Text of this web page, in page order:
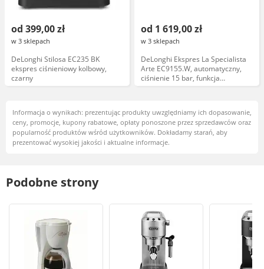
od 399,00 zł
w 3 sklepach
DeLonghi Stilosa EC235 BK
ekspres ciśnieniowy kolbowy,
czarny
od 1 619,00 zł
w 3 sklepach
DeLonghi Ekspres La Specialista
Arte EC9155.W, automatyczny,
ciśnienie 15 bar, funkcja
spieniania mleka, stalowa
Informacja o wynikach: prezentując produkty uwzględniamy ich dopasowanie,
ceny, promocje, kupony rabatowe, opłaty ponoszone przez sprzedawców oraz
popularność produktów wśród użytkowników. Dokładamy starań, aby
prezentować wysokiej jakości i aktualne informacje.
Podobne strony